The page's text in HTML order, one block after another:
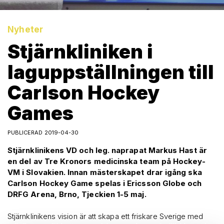
Nyheter
Stjärnkliniken i
laguppställningen till
Carlson Hockey
Games
PUBLICERAD 2019-04-30
Stjärnklinikens VD och leg. naprapat Markus Hast är
en del av Tre Kronors medicinska team på Hockey-
VM i Slovakien. Innan mästerskapet drar igång ska
Carlson Hockey Game spelas i Ericsson Globe och
DRFG Arena, Brno, Tjeckien 1-5 maj.
Stjärnklinikens vision är att skapa ett friskare Sverige med